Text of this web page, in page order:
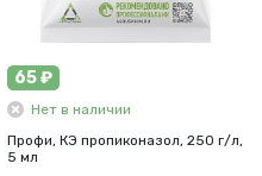
65 ₽
Нет в наличии
Профи, КЭ пропиконазол, 250 г/л,
5 мл